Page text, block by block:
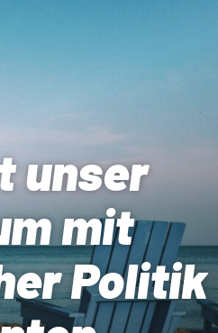
unser
mit
Politik